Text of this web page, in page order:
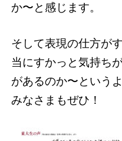
か〜と感じます。
そして表現の仕方が
当にすかっと気持ち
があるのか〜という
みなさまもぜひ！